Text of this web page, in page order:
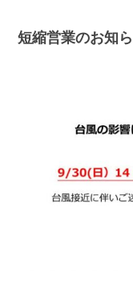
短縮営業のお知